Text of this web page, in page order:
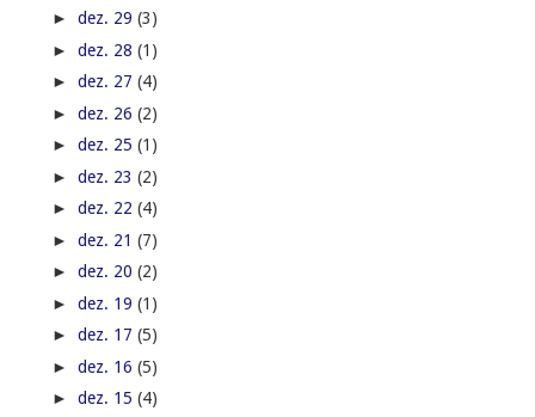
► dez. 29 (3)
► dez. 28 (1)
► dez. 27 (4)
► dez. 26 (2)
► dez. 25 (1)
► dez. 23 (2)
► dez. 22 (4)
► dez. 21 (7)
► dez. 20 (2)
► dez. 19 (1)
► dez. 17 (5)
► dez. 16 (5)
► dez. 15 (4)